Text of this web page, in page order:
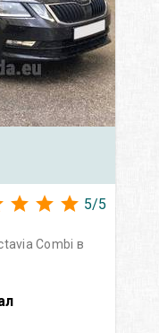
5/5
Сombi в